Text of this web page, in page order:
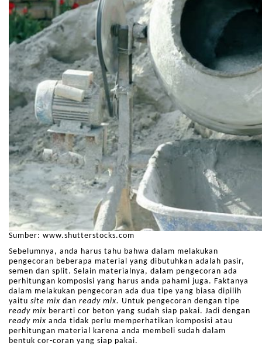
Sumber: www.shutterstocks.com
Sebelumnya, anda harus tahu bahwa dalam melakukan
pengecoran beberapa material yang dibutuhkan adalah pasir,
semen dan split. Selain materialnya, dalam pengecoran ada
perhitungan komposisi yang harus anda pahami juga. Faktanya
dalam melakukan pengecoran ada dua tipe yang biasa dipilih
yaitu site mix dan ready mix. Untuk pengecoran dengan tipe
ready mix berarti cor beton yang sudah siap pakai. Jadi dengan
ready mix anda tidak perlu memperhatikan komposisi atau
perhitungan material karena anda membeli sudah dalam
bentuk cor-coran yang siap pakai.